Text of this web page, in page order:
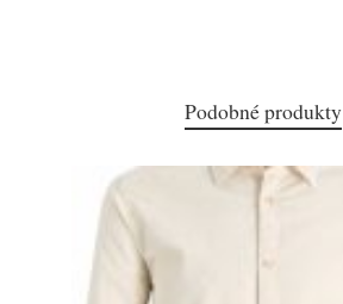
Podobné produkty